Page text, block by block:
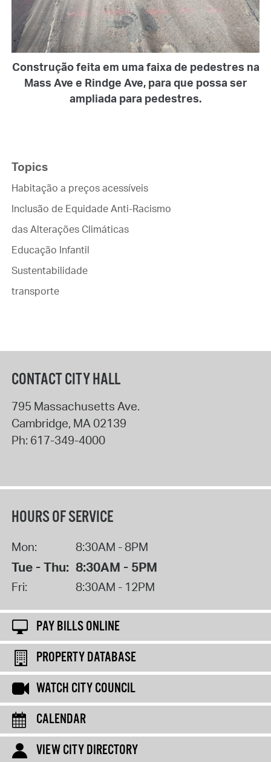
Construção feita em uma faixa de pedestres na
Mass Ave e Rindge Ave, para que possa ser
ampliada para pedestres.
Topics
Habitação a preços acessíveis
Inclusão de Equidade Anti-Racismo
das Alterações Climáticas
Educação Infantil
Sustentabilidade
transporte
CONTACT CITY HALL
795 Massachusetts Ave.
Cambridge, MA02139
Ph: 617-349-4000
HOURS OF SERVICE
Mon: 8:30AM - 8PM
Tue - Thu: 8:30AM - 5PM
Fri: 8:30AM - 12PM
PAY BILLS ONLINE
PROPERTY DATABASE
WATCH CITY COUNCIL
CALENDAR
VIEW CITY DIRECTORY